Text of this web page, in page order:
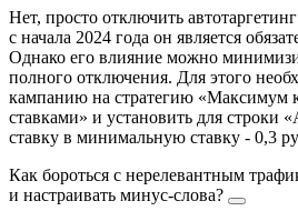
Нет, просто отключить
с начала 2024 года он является
Однако его влияние можно
полного отключения. Для этого
кампанию на стратегию «Максимум
ставками» и установить для строки
ставку в минимальную ставку - 0,3
Как бороться с нерелевантным
и настраивать минус-слова?